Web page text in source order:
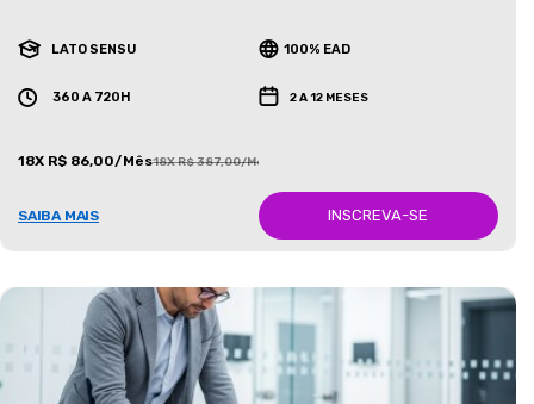
LATO SENSU 100% EAD
360 A 720H 2 A 12 MESES
18X R$ 86,00/Mês18X R$ 387,00/Mês
SAIBA MAIS INSCREVA-SE